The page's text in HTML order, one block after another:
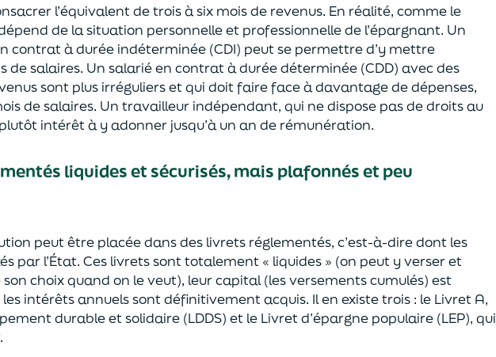
l’équivalent de trois à six mois de revenus. En réalité, comme le
dépend de la situation personnelle et professionnelle de l’épargnant. Un
contrat à durée indéterminée (CDI) peut se permettre d’y mettre
de salaires. Un salarié en contrat à durée déterminée (CDD) avec des
sont plus irréguliers et qui doit faire face à davantage de dépenses,
de salaires. Un travailleur indépendant, qui ne dispose pas de droits au
intérêt à y adonner jusqu’à un an de rémunération.
liquides et sécurisés, mais plafonnés et peu
peut être placée dans des livrets réglementés, c’est-à-dire dont les
par l’État. Ces livrets sont totalement « liquides » (on peut y verser et
choix quand on le veut), leur capital (les versements cumulés) est
intérêts annuels sont définitivement acquis. Il en existe trois : le Livret A,
durable et solidaire (LDDS) et le Livret d’épargne populaire (LEP), qui